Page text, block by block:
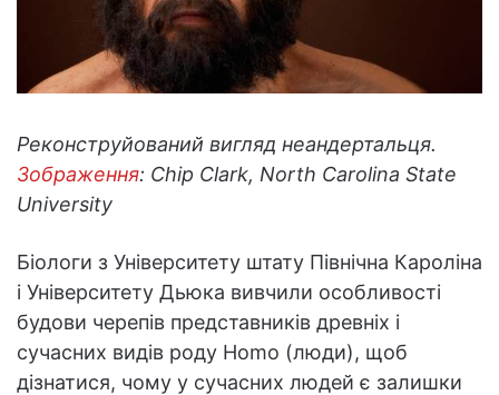
Реконструйований вигляд неандертальця.
Зображення: Chip Clark, North Carolina State
University
Біологи з Університету штату Північна Кароліна
і Університету Дьюка вивчили особливості
будови черепів представників древніх і
сучасних видів роду Homo (люди), щоб
дізнатися, чому у сучасних людей є залишки